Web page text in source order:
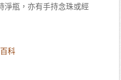
淨瓶，亦有手持念珠或經
科